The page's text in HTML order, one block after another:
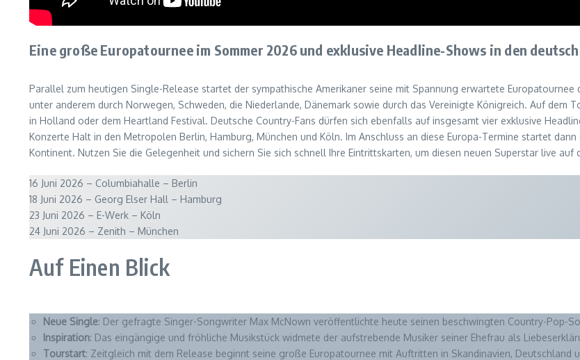
Eine große Europatournee im Sommer 2026 und exklusive Headline-Shows in den
Parallel zum heutigen Single-Release startet der sympathische Amerikaner seine mit Spannung erwartete
unter anderem durch Norwegen, Schweden, die Niederlande, Dänemark sowie durch das Vereinigte Königreich. Auf dem
in Holland oder dem Heartland Festival. Deutsche Country-Fans dürfen sich ebenfalls auf insgesamt vier exklusive
Konzerte Halt in den Metropolen Berlin, Hamburg, München und Köln. Im Anschluss an diese Europa-Termine startet
Kontinent. Nutzen Sie die Gelegenheit und sichern Sie sich schnell Ihre Eintrittskarten, um diesen neuen Superstar live auf
16 Juni 2026 – Columbiahalle – Berlin
18 Juni 2026 – Georg Elser Hall – Hamburg
23 Juni 2026 – E-Werk – Köln
24 Juni 2026 – Zenith – München
Auf Einen Blick
Neue Single: Der gefragte Singer-Songwriter Max McNown veröffentlichte heute seinen beschwingten Country-Pop-
Inspiration: Das eingängige und fröhliche Musikstück widmete der aufstrebende Musiker seiner Ehefrau als
Tourstart: Zeitgleich mit dem Release beginnt seine große Europatournee mit Auftritten in Skandinavien, Deutschland